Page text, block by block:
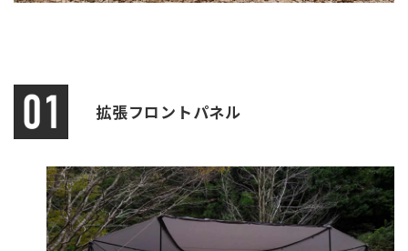
拡張フロントパネル